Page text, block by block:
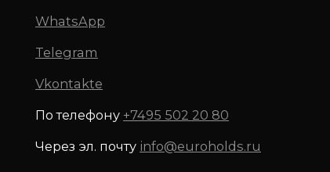
WhatsApp
Telegram
Vkontakte
По телефону +7495 502 20 80
Через эл. почту info@euroholds.ru